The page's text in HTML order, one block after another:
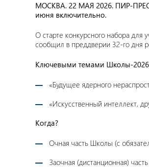
МОСКВА. 22 МАЯ 2026. ПИР-
июня включительно.
О старте конкурсного набора
сообщил в преддверии 32-го дня
Ключевыми темами Школы-2026
«Будущее ядерного
«Искусственный интеллект,
Когда?
Очная часть Школы (с
Заочная (дистанционная)